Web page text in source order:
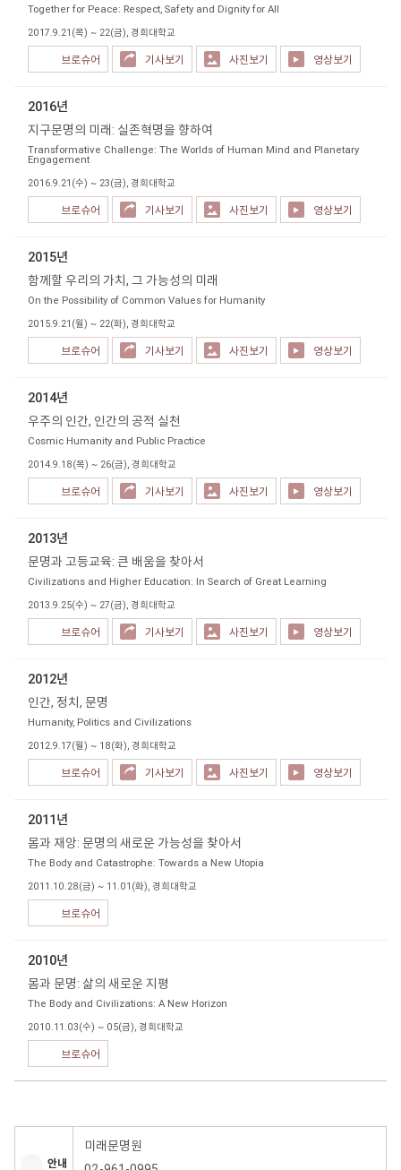
Together for Peace: Respect, Safety and Dignity for All
2017.9.21(목) ~ 22(금), 경희대학교
브로슈어 기사보기 사진보기 영상보기
2016년
지구문명의 미래: 실존혁명을 향하여
Transformative Challenge: The Worlds of Human Mind and Planetary
Engagement
2016.9.21(수) ~ 23(금), 경희대학교
브로슈어 기사보기 사진보기 영상보기
2015년
함께할 우리의 가치, 그 가능성의 미래
On the Possibility of Common Values for Humanity
2015.9.21(월) ~ 22(화), 경희대학교
브로슈어 기사보기 사진보기 영상보기
2014년
우주의 인간, 인간의 공적 실천
Cosmic Humanity and Public Practice
2014.9.18(목) ~ 26(금), 경희대학교
브로슈어 기사보기 사진보기 영상보기
2013년
문명과 고등교육: 큰 배움을 찾아서
Civilizations and Higher Education: In Search of Great Learning
2013.9.25(수) ~ 27(금), 경희대학교
브로슈어 기사보기 사진보기 영상보기
2012년
인간, 정치, 문명
Humanity, Politics and Civilizations
2012.9.17(월) ~ 18(화), 경희대학교
브로슈어 기사보기 사진보기 영상보기
2011년
몸과 재앙: 문명의 새로운 가능성을 찾아서
The Body and Catastrophe: Towards a New Utopia
2011.10.28(금) ~ 11.01(화), 경희대학교
브로슈어
2010년
몸과 문명: 삶의 새로운 지평
The Body and Civilizations: A New Horizon
2010.11.03(수) ~ 05(금), 경희대학교
브로슈어
안내
미래문명원